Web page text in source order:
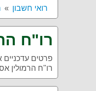
רואי חשבון
רו"ח
פרטים עדכניים
רו"ח הרמולין